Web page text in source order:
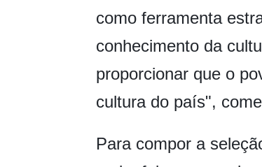
como ferramenta
conhecimento da
proporcionar que o
cultura do país",
Para compor a